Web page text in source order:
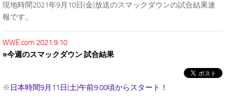
現地時間2021年9月10日(金)放送のスマックダウンの試合結果速
報です。
WWE.com 2021.9.10
■今週のスマックダウン 試合結果
※ 日本時間9月11日(土)午前9:00頃からスタート！